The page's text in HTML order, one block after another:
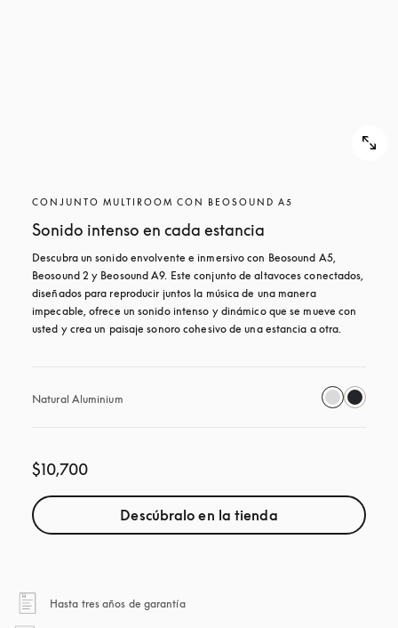
CONJUNTO MULTIROOM CON BEOSOUND A5
Sonido intenso en cada estancia
Descubra un sonido envolvente e inmersivo con Beosound A5,
Beosound 2 y Beosound A9. Este conjunto de altavoces conectados,
diseñados para reproducir juntos la música de una manera
impecable, ofrece un sonido intenso y dinámico que se mueve con
usted y crea un paisaje sonoro cohesivo de una estancia a otra.
Natural Aluminium
$10,700
Descúbralo en la tienda
Hasta tres años de garantía